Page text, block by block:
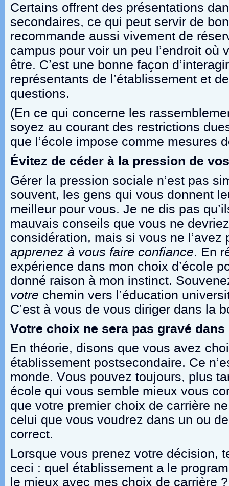
Certains offrent des présentations
secondaires, ce qui peut servir de
recommande aussi vivement de
campus pour voir un peu l’endroit où
être. C’est une bonne façon
représentants de l’établissement et
questions.
(En ce qui concerne les
soyez au courant des restrictions
que l’école impose comme mesures
Évitez de céder à la pression de
Gérer la pression sociale n’est pas
souvent, les gens qui vous donnent
meilleur pour vous. Je ne dis pas
mauvais conseils que vous ne
considération, mais si vous ne l’avez
apprenez à vous faire confiance. En
expérience dans mon choix d’école
donné raison à mon instinct.
votre chemin vers l’éducation
C’est à vous de vous diriger dans la
Votre choix ne sera pas gravé dans
En théorie, disons que vous avez
établissement postsecondaire. Ce
monde. Vous pouvez toujours, plus
école qui vous semble mieux vous
que votre premier choix de carrière
celui que vous voudrez dans un ou
correct.
Lorsque vous prenez votre décision,
ceci : quel établissement a le
le mieux avec mes choix de carrière